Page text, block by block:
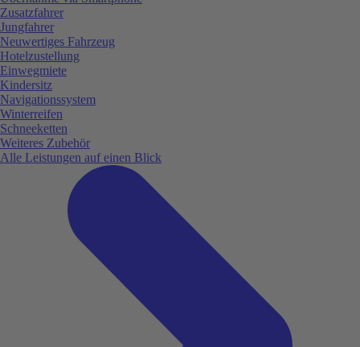
Zusatzfahrer
Jungfahrer
Neuwertiges Fahrzeug
Hotelzustellung
Einwegmiete
Kindersitz
Navigationssystem
Winterreifen
Schneeketten
Weiteres Zubehör
Alle Leistungen auf einen Blick